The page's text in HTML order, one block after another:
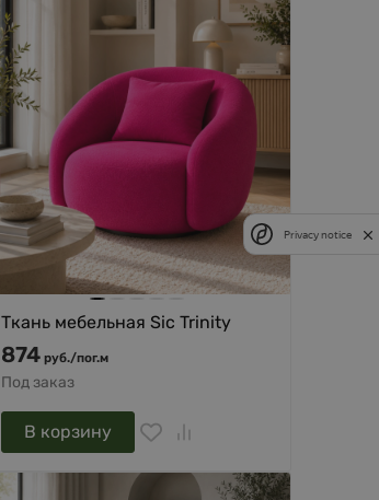
Ткань мебельная Sic Trinity
874 руб./пог.м
Под заказ
В корзину
Privacy notice